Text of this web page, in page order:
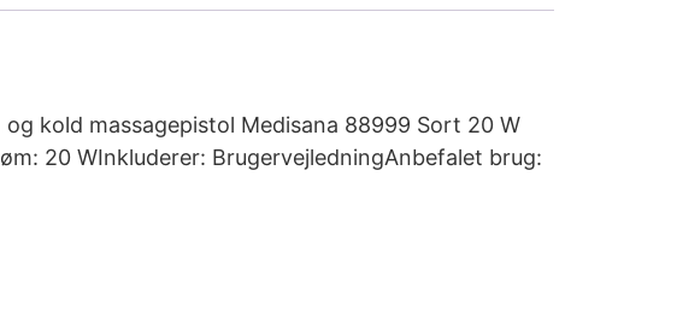
kold massagepistol Medisana 88999 Sort 20 W
20 WInkluderer: BrugervejledningAnbefalet brug: